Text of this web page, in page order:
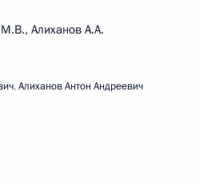
Алиханов А.А.
,Алиханов Антон Андреевич